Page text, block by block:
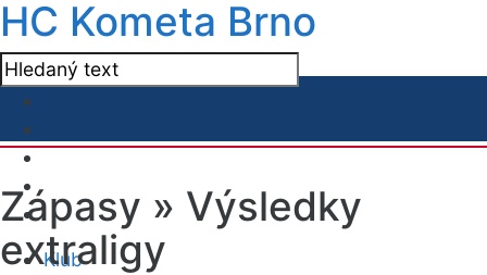
HC Kometa Brno
Klub
Zápasy » Výsledky
extraligy